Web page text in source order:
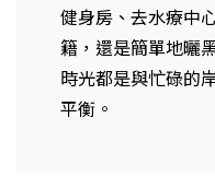
健身房、去水療中
籍，還是簡單地曬
時光都是與忙碌的
平衡。